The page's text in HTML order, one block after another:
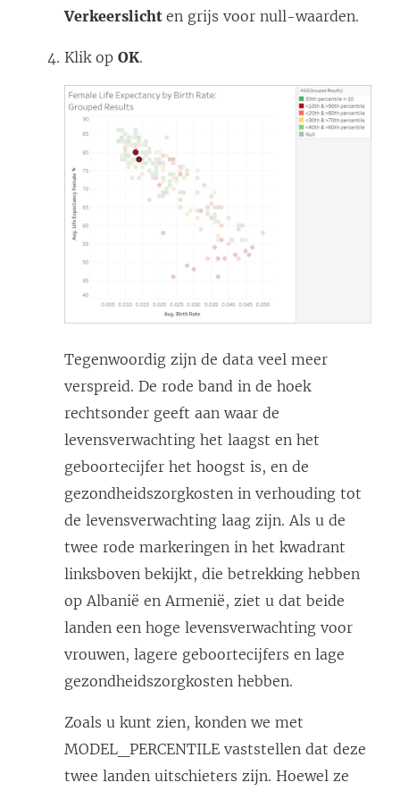
Verkeerslicht en grijs voor null-waarden.
Klik op OK.
Tegenwoordig zijn de data veel meer
verspreid. De rode band in de hoek
rechtsonder geeft aan waar de
levensverwachting het laagst en het
geboortecijfer het hoogst is, en de
gezondheidszorgkosten in verhouding tot
de levensverwachting laag zijn. Als u de
twee rode markeringen in het kwadrant
linksboven bekijkt, die betrekking hebben
op Albanië en Armenië, ziet u dat beide
landen een hoge levensverwachting voor
vrouwen, lagere geboortecijfers en lage
gezondheidszorgkosten hebben.
Zoals u kunt zien, konden we met
MODEL_PERCENTILE vaststellen dat deze
twee landen uitschieters zijn. Hoewel ze